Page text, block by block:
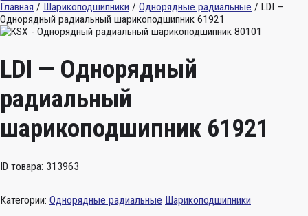
Главная / Шарикоподшипники / Однорядные радиальные / LDI —
Однорядный радиальный шарикоподшипник 61921
LDI — Однорядный
радиальный
шарикоподшипник 61921
ID товара: 313963
Категории: Однорядные радиальные Шарикоподшипники